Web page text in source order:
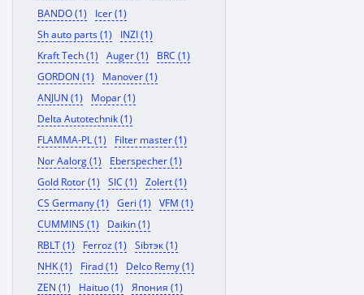
BANDO (1)
Icer (1)
Sh auto parts (1)
INZI (1)
Kraft Tech (1)
Auger (1)
BRC (1)
GORDON (1)
Manover (1)
ANJUN (1)
Mopar (1)
Delta Autotechnik (1)
FLAMMA-PL (1)
Filter master (1)
Nor Aalorg (1)
Eberspecher (1)
Gold Rotor (1)
SIC (1)
Zolert (1)
CS Germany (1)
Geri (1)
VFM (1)
CUMMINS (1)
Daikin (1)
RBLT (1)
Ferroz (1)
Sibтэк (1)
NHK (1)
Firad (1)
Delco Remy (1)
ZEN (1)
Haituo (1)
Япония (1)